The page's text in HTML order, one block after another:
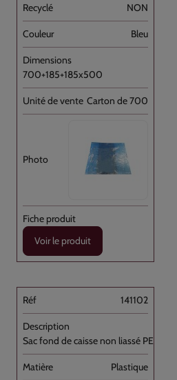
NON
Bleu
700+185+185x500
Carton de 700
Voir le produit
141102
Sac fond de caisse non liassé PEHD [...]
Plastique